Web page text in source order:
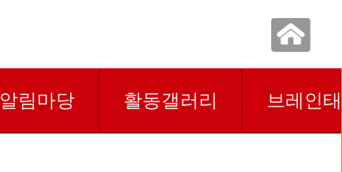
알림마당 활동갤러리 브레인